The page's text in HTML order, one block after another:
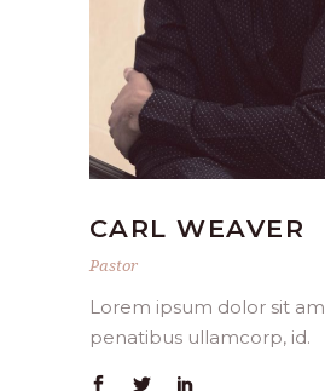
CARL WEAVER
Pastor
Lorem ipsum dolor sit
penatibus ullamcorp, id.